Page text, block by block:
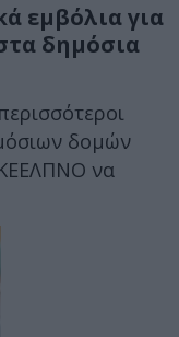
εμβόλια για
δημόσια
δομών
ΚΕΕΛΠΝΟ να